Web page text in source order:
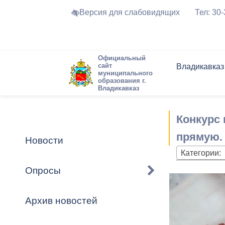
Версия для слабовидящих Тел:
Официальный
сайт
муниципального
образования г.
Владикавказ
Владикавказ
Устав
Города-
городского
Торги и
Программа
Формы
Обратная
Комиссии
График
Новостная
Актуально
Новости
Опросы
Архив новостей
прямую.
Категории: